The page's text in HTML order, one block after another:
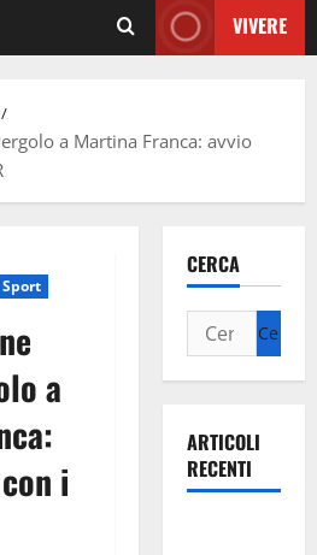
VIVERE
a Martina Franca: avvio
Sport
a
i
CERCA
ARTICOLI
RECENTI